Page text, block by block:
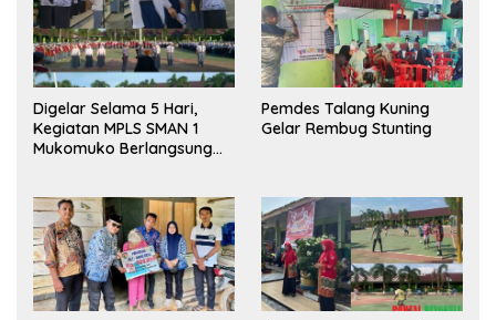
Digelar Selama 5 Hari,
Kegiatan MPLS SMAN 1
Mukomuko Berlangsung
Pemdes Talang Kuning
Gelar Rembug Stunting